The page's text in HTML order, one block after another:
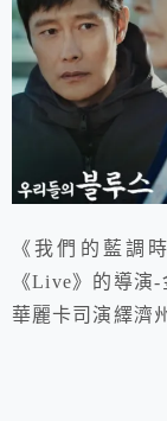
《我們的藍調
《Live》的導演
華麗卡司演繹濟